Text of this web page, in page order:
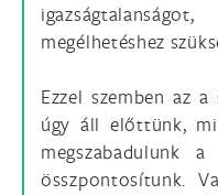
megélhetéshez
Ezzel szemben az a
úgy áll előttünk,
megszabadulunk
összpontosítunk.